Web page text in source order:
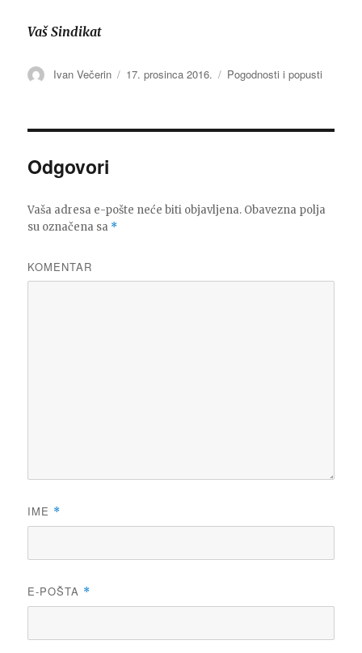
Vaš Sindikat
Autor
Ivan Večerin
Objavljeno
17. prosinca 2016. Kategorije
Pogodnosti i popusti
Odgovori
Vaša adresa e-pošte neće biti objavljena. Obavezna polja
su označena sa *
KOMENTAR
IME *
E-POŠTA *